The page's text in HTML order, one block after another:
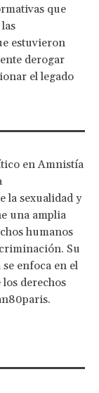
que
estuvieron
derogar
el legado
en Amnistía
la sexualidad y
una amplia
humanos
Su
enfoca en el
derechos